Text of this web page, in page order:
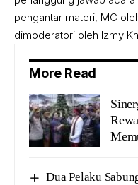
pengantar materi, MC
dimoderatori oleh Izmy
More Read
Dua Pelaku